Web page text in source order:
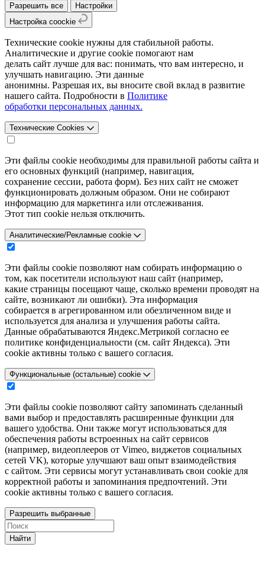
Разрешить все
Настройки
Настройка coockie
Технические cookie нужны для стабильной работы.
Аналитические и другие cookie помогают нам
делать сайт лучше для вас: понимать, что вам интересно, и
улучшать навигацию. Эти данные
анонимны. Разрешая их, вы вносите свой вклад в развитие
нашего сайта. Подробности в Политике
обработки персональных данных.
Технические Cookies
Эти файлы cookie необходимы для правильной работы сайта и
его основных функций (например, навигация,
сохранение сессии, работа форм). Без них сайт не сможет
функционировать должным образом. Они не собирают
информацию для маркетинга или отслеживания.
Этот тип cookie нельзя отключить.
Аналитические/Рекламные cookie
Эти файлы cookie позволяют нам собирать информацию о
том, как посетители используют наш сайт (например,
какие страницы посещают чаще, сколько времени проводят на
сайте, возникают ли ошибки). Эта информация
собирается в агрегированном или обезличенном виде и
используется для анализа и улучшения работы сайта.
Данные обрабатываются Яндекс.Метрикой согласно ее
политике конфиденциальности (см. сайт Яндекса). Эти
cookie активны только с вашего согласия.
Функциональные (остальные) cookie
Эти файлы cookie позволяют сайту запоминать сделанный
вами выбор и предоставлять расширенные функции для
вашего удобства. Они также могут использоваться для
обеспечения работы встроенных на сайт сервисов
(например, видеоплееров от Vimeo, виджетов социальных
сетей VK), которые улучшают ваш опыт взаимодействия
с сайтом. Эти сервисы могут устанавливать свои cookie для
корректной работы и запоминания предпочтений. Эти
cookie активны только с вашего согласия.
Разрешить выбранные
Найти